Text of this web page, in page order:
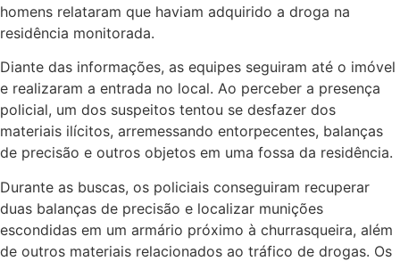
homens relataram que haviam adquirido a droga na
residência monitorada.
Diante das informações, as equipes seguiram até o imóvel
e realizaram a entrada no local. Ao perceber a presença
policial, um dos suspeitos tentou se desfazer dos
materiais ilícitos, arremessando entorpecentes, balanças
de precisão e outros objetos em uma fossa da residência.
Durante as buscas, os policiais conseguiram recuperar
duas balanças de precisão e localizar munições
escondidas em um armário próximo à churrasqueira, além
de outros materiais relacionados ao tráfico de drogas. Os